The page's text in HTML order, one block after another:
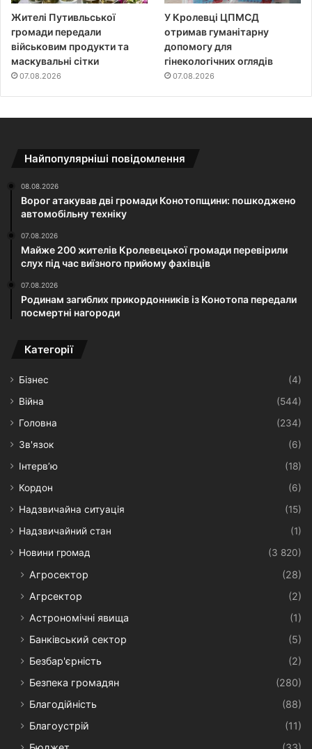
Жителі Путивльської
громади передали
військовим продукти та
маскувальні сітки
07.08.2026
У Кролевці ЦПМСД
отримав гуманітарну
допомогу для
гінекологічних оглядів
07.08.2026
Найпопулярніші повідомлення
08.08.2026
Ворог атакував дві громади Конотопщини: пошкоджено
автомобільну техніку
07.08.2026
Майже 200 жителів Кролевецької громади перевірили
слух під час виїзного прийому фахівців
07.08.2026
Родинам загиблих прикордонників із Конотопа передали
посмертні нагороди
Категорії
Бізнес
(4)
Війна
(544)
Головна
(234)
Зв'язок
(6)
Інтерв’ю
(18)
Кордон
(6)
Надзвичайна ситуація
(15)
Надзвичайний стан
(1)
Новини громад
(3 820)
Агросектор
(28)
Агрсектор
(2)
Астрономічні явища
(1)
Банківський сектор
(5)
Безбар'єрність
(2)
Безпека громадян
(280)
Благодійність
(88)
Благоустрій
(11)